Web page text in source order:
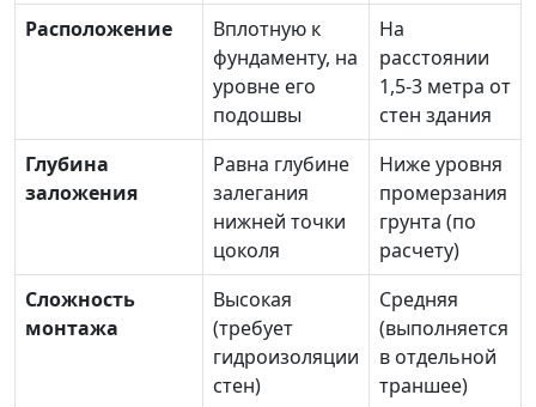
Расположение
Вплотную к
фундаменту, на
уровне его
подошвы
На
расстоянии
1,5-3 метра от
стен здания
Глубина
заложения
Равна глубине
залегания
нижней точки
цоколя
Ниже уровня
промерзания
грунта (по
расчету)
Сложность
монтажа
Высокая
(требует
гидроизоляции
стен)
Средняя
(выполняется
в отдельной
траншее)